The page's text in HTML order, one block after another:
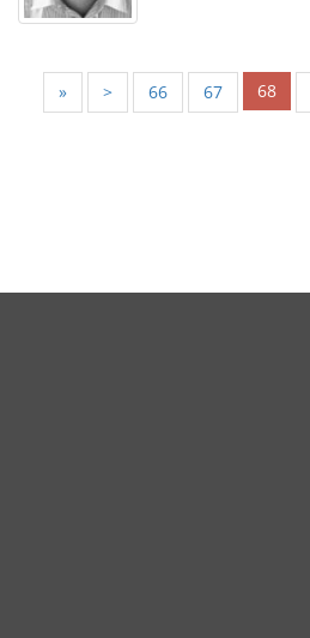
« < 66 67 68